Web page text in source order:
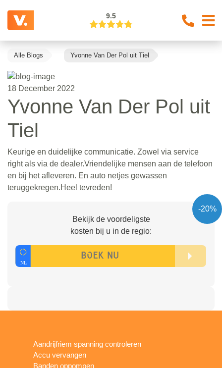
9.5
Alle Blogs Yvonne Van Der Pol uit Tiel
18 December 2022
Yvonne Van Der Pol uit
Tiel
Keurige en duidelijke communicatie. Zowel via service
right als via de dealer.Vriendelijke mensen aan de telefoon
en bij het afleveren. En auto netjes gewassen
teruggekregen.Heel tevreden!
-20%
Bekijk de voordeligste
kosten bij u in de regio:
Aandrijfriem spanning controleren
Accu vervangen
Banden oppompen